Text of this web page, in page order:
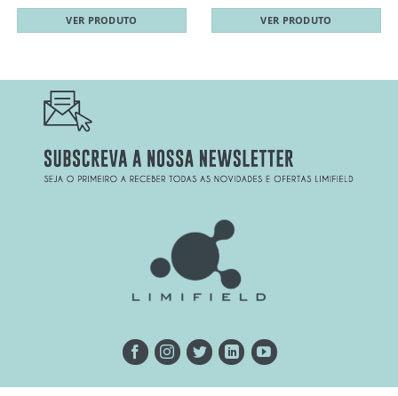
VER PRODUTO VER PRODUTO